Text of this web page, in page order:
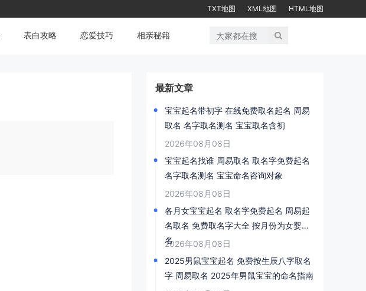
TXT地图 XML地图 HTML地图
表白攻略 恋爱技巧 相亲秘籍
最新文章
宝宝起名带初字 在线免费取名起名 周易
取名 名字取名测名 宝宝取名含初
2026年08月08日
宝宝起名找谁 周易取名 取名字免费起名
名字取名测名 宝宝命名咨询对象
2026年08月08日
各月女宝宝起名 取名字免费起名 周易起
名取名 免费取名字大全 按月份为女婴取
名
2026年08月08日
2025男鼠宝宝起名 免费按生辰八字取名
字 周易取名 2025年男鼠宝宝的命名指南